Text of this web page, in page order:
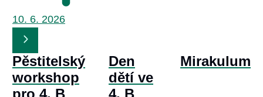
10. 6. 2026
Pěstitelský
workshop
pro 4. B
Den
dětí ve
4. B
Mirakulum